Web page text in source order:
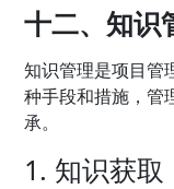
十二、知识
知识管理是项目管
种手段和措施，管
承。
1. 知识获取